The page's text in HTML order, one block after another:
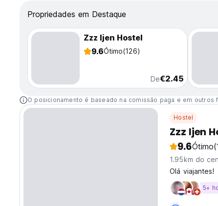
Propriedades em Destaque
Zzz Ijen Hostel
9.6Ótimo(126)
De€2.45
O posicionamento é baseado na comissão paga e em outros
Hostel
Zzz Ijen
9.6Ótimo
1.95km do
Olá viajantes!
5+